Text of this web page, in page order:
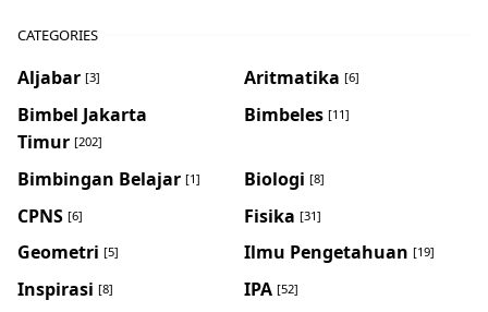
CATEGORIES
Aljabar [3] Aritmatika [6]
Bimbel Jakarta
Timur [202]
Bimbeles [11]
Bimbingan Belajar [1] Biologi [8]
CPNS [6] Fisika [31]
Geometri [5] Ilmu Pengetahuan [19]
Inspirasi [8] IPA [52]